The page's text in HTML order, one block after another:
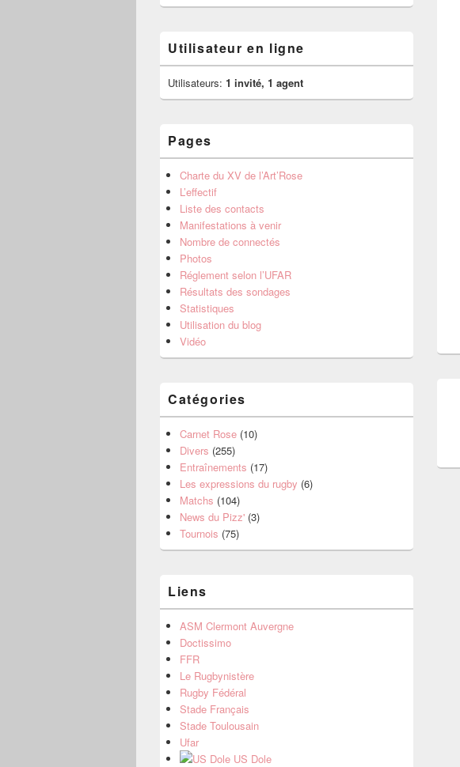
Utilisateur en ligne
Utilisateurs: 1 invité, 1 agent
Pages
Charte du XV de l’Art’Rose
L’effectif
Liste des contacts
Manifestations à venir
Nombre de connectés
Photos
Réglement selon l’UFAR
Résultats des sondages
Statistiques
Utilisation du blog
Vidéo
Catégories
Carnet Rose (10)
Divers (255)
Entraînements (17)
Les expressions du rugby (6)
Matchs (104)
News du Pizz' (3)
Tournois (75)
Liens
ASM Clermont Auvergne
Doctissimo
FFR
Le Rugbynistère
Rugby Fédéral
Stade Français
Stade Toulousain
Ufar
US Dole